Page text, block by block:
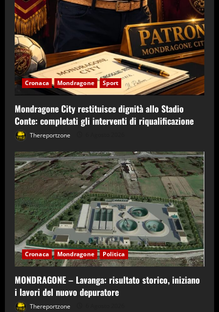
Cronaca Mondragone Sport
Mondragone City restituisce dignità allo Stadio
Conte: completati gli interventi di riqualificazione
Thereportzone
Cronaca Mondragone Politica
MONDRAGONE – Lavanga: risultato storico, iniziano
i lavori del nuovo depuratore
Thereportzone